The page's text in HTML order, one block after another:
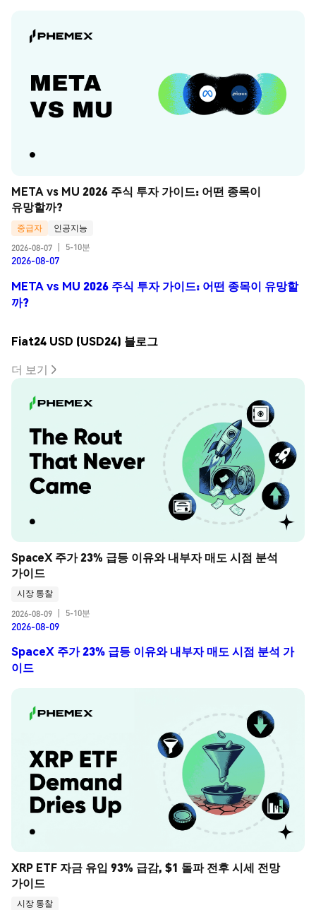
META vs MU 2026 주식 투자 가이드: 어떤 종목이
유망할까?
중급자
인공지능
2026-08-07
5-10분
2026-08-07
META vs MU 2026 주식 투자 가이드: 어떤 종목이 유망할
까?
Fiat24 USD (USD24) 블로그
더 보기
SpaceX 주가 23% 급등 이유와 내부자 매도 시점 분석
가이드
시장 통찰
2026-08-09
5-10분
2026-08-09
SpaceX 주가 23% 급등 이유와 내부자 매도 시점 분석 가
이드
XRP ETF 자금 유입 93% 급감, $1 돌파 전후 시세 전망
가이드
시장 통찰